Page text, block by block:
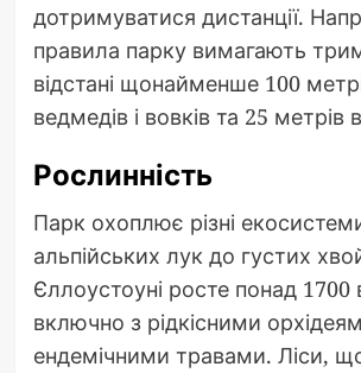
дотримуватися дистанції.
правила парку вимагають
відстані щонайменше 100
ведмедів і вовків та 25 метрів
Рослинність
Парк охоплює різні
альпійських лук до густих
Єллоустоуні росте понад 1700
включно з рідкісними
ендемічними травами. Ліси,